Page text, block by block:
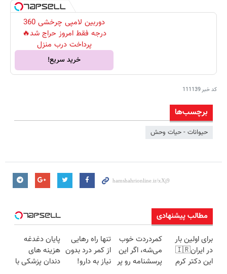
دوربین لامپی چرخشی 360
درجه فقط امروز حراج شد🔥
پرداخت درب منزل
خرید سریع!
کد خبر111139
برچسب‌ها
حیوانات - حیات وحش
مطالب پیشنهادی
برای اولین بار
در ایران🇮🇷
این دکتر کرم
کمردردت خوب
می‌شه، اگر این
پرسشنامه رو پر
تنها راه رهایی
از کمر درد بدون
نیاز به دارو!
پایان دغدغه
هزینه های
دندان پزشکی با